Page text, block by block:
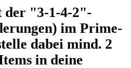
der "3-1-4-2"-
im Prime-
dabei mind. 2
in deine